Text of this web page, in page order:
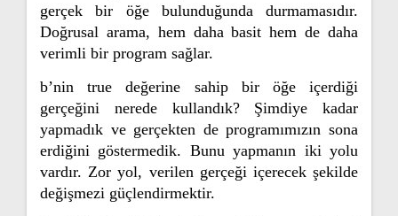
gerçek bir öğe bulunduğunda durmamasıdır.
Doğrusal arama, hem daha basit hem de daha
verimli bir program sağlar.
b’nin true değerine sahip bir öğe içerdiği
gerçeğini nerede kullandık? Şimdiye kadar
yapmadık ve gerçekten de programımızın sona
erdiğini göstermedik. Bunu yapmanın iki yolu
vardır. Zor yol, verilen gerçeği içerecek şekilde
değişmezi güçlendirmektir.